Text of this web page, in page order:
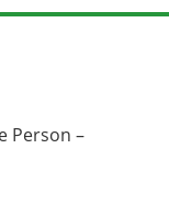
Person –